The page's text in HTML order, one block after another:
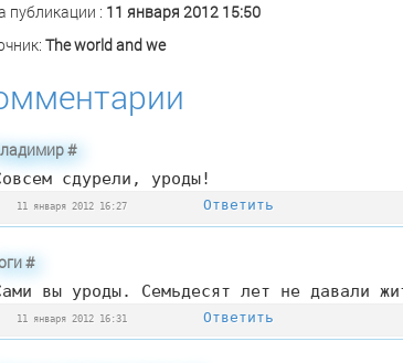
публикации : 11 января 2012 15:50
The world and we
#
сдурели, уроды!
11 января 2012 16:27 Ответить
#
вы уроды. Семьдесят лет не давали
11 января 2012 16:31 Ответить